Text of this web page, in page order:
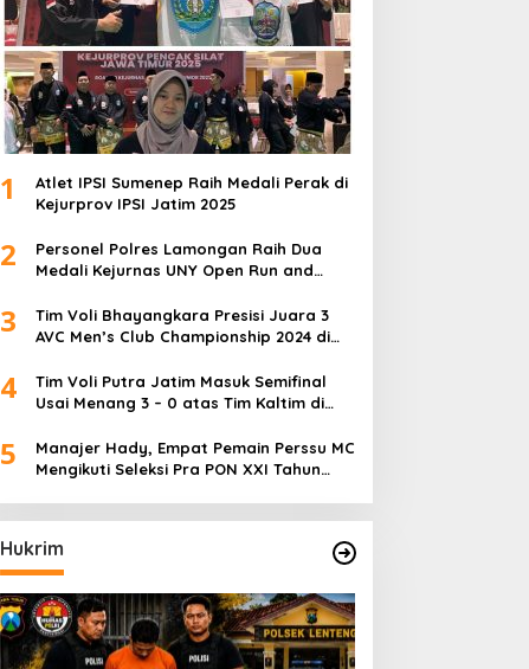
1
Atlet IPSI Sumenep Raih Medali Perak di
Kejurprov IPSI Jatim 2025
2
Personel Polres Lamongan Raih Dua
Medali Kejurnas UNY Open Run and
3
Tim Voli Bhayangkara Presisi Juara 3
AVC Men’s Club Championship 2024 di
4
Tim Voli Putra Jatim Masuk Semifinal
Usai Menang 3 – 0 atas Tim Kaltim di
5
Manajer Hady, Empat Pemain Perssu MC
Mengikuti Seleksi Pra PON XXI Tahun
Hukrim